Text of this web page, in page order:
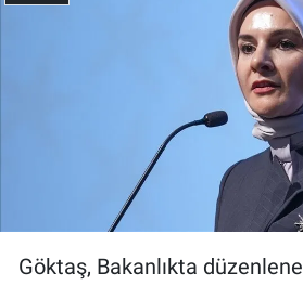
Göktaş, Bakanlıkta